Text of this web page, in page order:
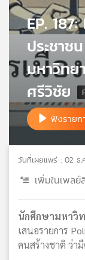
เกี่ยว
กับ
เครือ
ข่าย
วิทยุ
ไทย
พี
แผนที่
วิทยุ
เครือ
ข่าย
EP.
ประชาช
มหาวิทย
ศรีวิชัย
ฟังรายก
วันที่เผยแพร่ : 02 ธ.
เพิ่มในเพลย์
นักศึกษามหาวิ
เสนอรายการ
คนสร้างชาติ ว่า